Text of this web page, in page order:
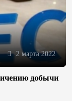
2 марта 2022
добычи